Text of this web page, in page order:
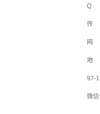
Q
传
网
地
97-
微